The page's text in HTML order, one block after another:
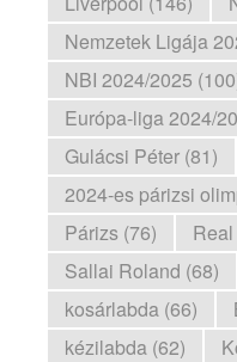
Nemzetek Ligája
NBI 2024/2025
Európa-liga 2024/
Gulácsi Péter (81)
2024-es párizsi
Párizs (76)
Sallai Roland (68)
kosárlabda (66)
kézilabda (62)